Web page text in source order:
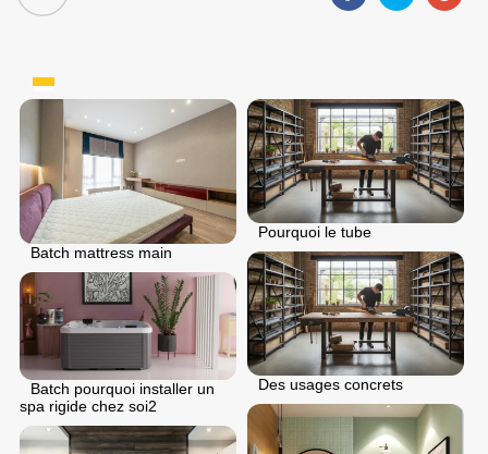
Batch mattress main
Pourquoi le tube
Des usages concrets
Batch pourquoi installer un
spa rigide chez soi2